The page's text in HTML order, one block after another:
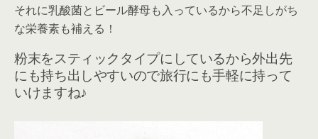
それに乳酸菌とビール酵母も入っているから不足しがち
な栄養素も補える！
粉末をスティックタイプにしているから外出先
にも持ち出しやすいので旅行にも手軽に持って
いけますね♪